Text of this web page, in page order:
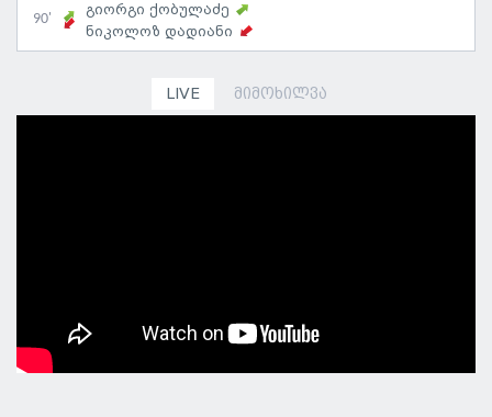
90'
გიორგი ქობულაძე
ნიკოლოზ დადიანი
LIVE მიმოხილვა